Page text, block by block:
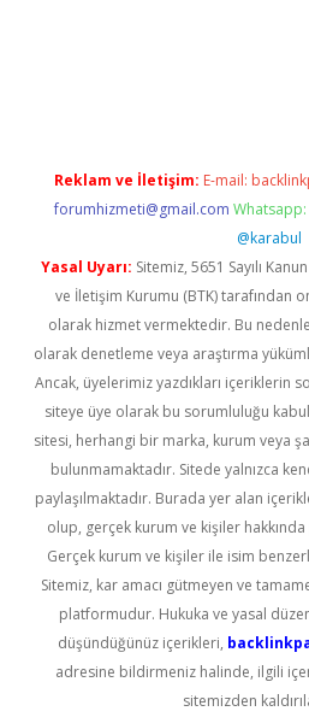
Reklam ve İletişim: E-mail:
forumhizmeti@gmail.com
@karabul
Yasal Uyarı: Sitemiz, 5651 Sayılı
ve İletişim Kurumu (BTK) tarafından
olarak hizmet vermektedir. Bu
olarak denetleme veya araştırma
Ancak, üyelerimiz yazdıkları içeriklerin
siteye üye olarak bu sorumluluğu
sitesi, herhangi bir marka, kurum veya
bulunmamaktadır. Sitede yalnızca
paylaşılmaktadır. Burada yer alan
olup, gerçek kurum ve kişiler hakkında
Gerçek kurum ve kişiler ile isim
Sitemiz, kar amacı gütmeyen ve
platformudur. Hukuka ve yasal
düşündüğünüz içerikleri,
adresine bildirmeniz halinde, ilgili
sitemizden